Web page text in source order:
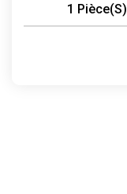
1 Pièce(s)